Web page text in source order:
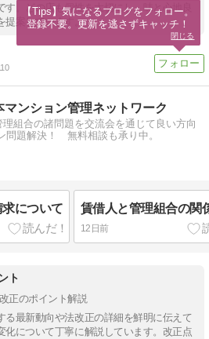
。どの店も個性を大切にし、味と心地良
提案しています。
マンション管理ネットワーク
理組合の諸問題を交流会を通じて良い方向
問題解決！ 無料相談も承り中。
について 賃借人と管理組合の関
12日前
ト
正のポイント解説
る最新動向や法改正の詳細を鮮明に伝えて
化について丁寧に解説しています。改正点
【Tips】気になるブログをフォロー。
登録不要。更新を逃さずキャッチ！
閉じる